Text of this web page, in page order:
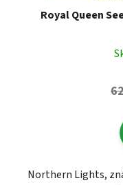
Royal Queen
Northern Lights,